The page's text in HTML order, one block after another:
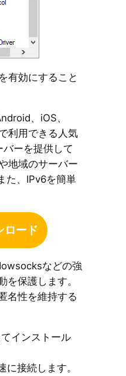
有効にすること
、iOS、
利用できる人気
ーを提供して
地域のサーバー
た、IPv6を簡単
ード
などの強
保護します。
名性を維持する
インストール
に接続します。